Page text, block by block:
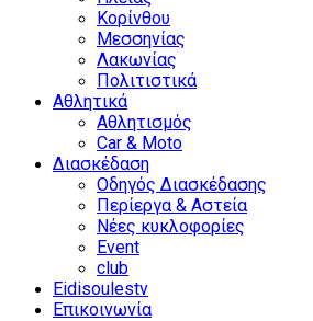
Κορίνθου
Μεσσηνίας
Λακωνίας
Πολιτιστικά
Αθλητικά
Αθλητισμός
Car & Moto
Διασκέδαση
Οδηγός Διασκέδασης
Περίεργα & Αστεία
Νέες κυκλοφορίες
Event
club
Eidisoulestv
Επικοινωνία